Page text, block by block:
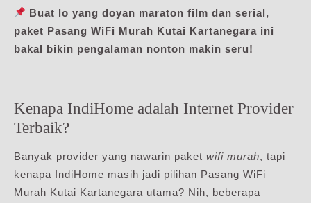
Buat lo yang doyan maraton film dan serial,
paket Pasang WiFi Murah Kutai Kartanegara ini
bakal bikin pengalaman nonton makin seru!
Kenapa IndiHome adalah Internet Provider
Terbaik?
Banyak provider yang nawarin paket wifi murah, tapi
kenapa IndiHome masih jadi pilihan Pasang WiFi
Murah Kutai Kartanegara utama? Nih, beberapa